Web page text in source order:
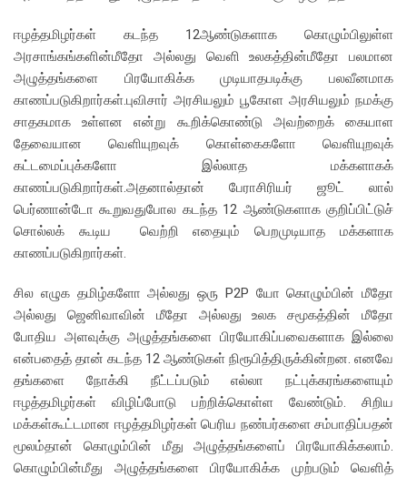
ஈழத்தமிழர்கள் கடந்த 12ஆண்டுகளாக கொழும்பிலுள்ள
அரசாங்கங்களின்மீதோ அல்லது வெளி உலகத்தின்மீதோ பலமான
அழுத்தங்களை பிரயோகிக்க முடியாதபடிக்கு பலவீனமாக
காணப்படுகிறார்கள்.புவிசார் அரசியலும் பூகோள அரசியலும் நமக்கு
சாதகமாக உள்ளன என்று கூறிக்கொண்டு அவற்றைக் கையாள
தேவையான வெளியுறவுக் கொள்கைகளோ வெளியுறவுக்
கட்டமைப்புக்களோ இல்லாத மக்களாகக்
காணப்படுகிறார்கள்.அதனால்தான் பேராசிரியர் ஜூட் லால்
பெர்ணான்டோ கூறுவதுபோல கடந்த 12 ஆண்டுகளாக குறிப்பிட்டுச்
சொல்லக் கூடிய வெற்றி எதையும் பெறமுடியாத மக்களாக
காணப்படுகிறார்கள்.
சில எழுக தமிழ்களோ அல்லது ஒரு P2P யோ கொழும்பின் மீதோ
அல்லது ஜெனிவாவின் மீதோ அல்லது உலக சமூகத்தின் மீதோ
போதிய அளவுக்கு அழுத்தங்களை பிரயோகிப்பவைகளாக இல்லை
என்பதைத் தான் கடந்த 12 ஆண்டுகள் நிரூபித்திருக்கின்றன. எனவே
தங்களை நோக்கி நீட்டப்படும் எல்லா நட்புக்கரங்களையும்
ஈழத்தமிழர்கள் விழிப்போடு பற்றிக்கொள்ள வேண்டும். சிறிய
மக்கள்கூட்டமான ஈழத்தமிழர்கள் பெரிய நண்பர்களை சம்பாதிப்பதன்
மூலம்தான் கொழும்பின் மீது அழுத்தங்களைப் பிரயோகிக்கலாம்.
கொழும்பின்மீது அழுத்தங்களை பிரயோகிக்க முற்படும் வெளித்